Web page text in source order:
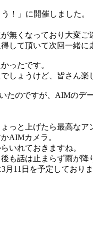
！」に開催しました。
無くなっており大変ご
して頂いて次回一緒に
ったです。
しょうけど、皆さん楽
たのですが、AIMのデ
っと上げたら最高なア
AIMカメラ。
いれておきますね。
も話は止まらず雨が
月11日を予定しておりま